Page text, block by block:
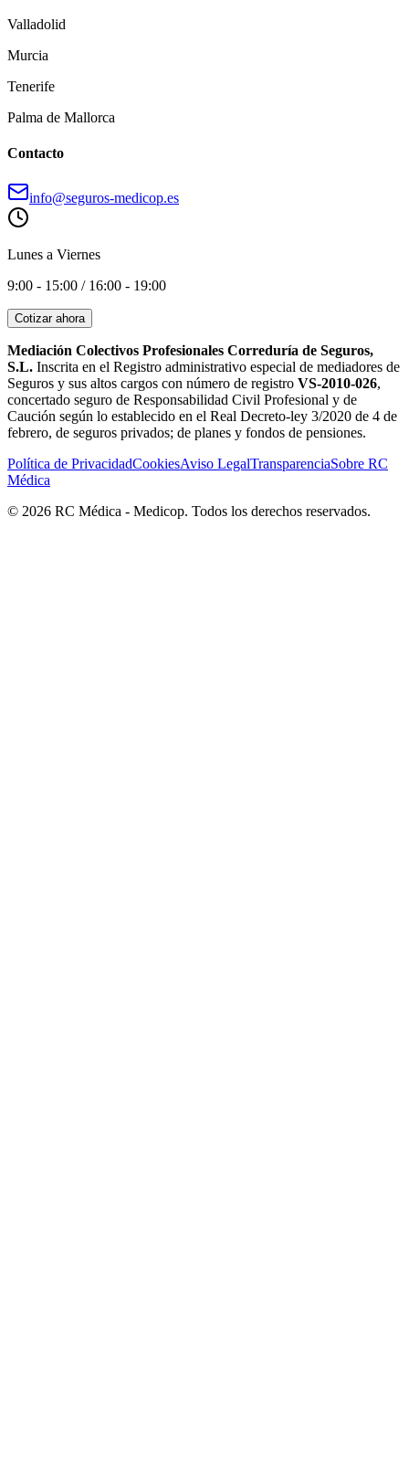
Valladolid
Murcia
Tenerife
Palma de Mallorca
Contacto
info@seguros-medicop.es
Lunes a Viernes
9:00 - 15:00 / 16:00 - 19:00
Cotizar ahora
Mediación Colectivos Profesionales Correduría de Seguros,
S.L. Inscrita en el Registro administrativo especial de mediadores de
Seguros y sus altos cargos con número de registro VS-2010-026,
concertado seguro de Responsabilidad Civil Profesional y de
Caución según lo establecido en el Real Decreto-ley 3/2020 de 4 de
febrero, de seguros privados; de planes y fondos de pensiones.
Política de PrivacidadCookiesAviso LegalTransparenciaSobre RC
Médica
© 2026 RC Médica - Medicop. Todos los derechos reservados.